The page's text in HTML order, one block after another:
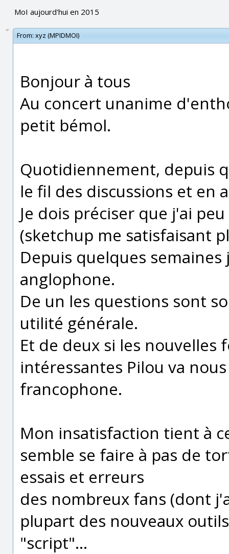
MoI aujourd'hui en 2015
From: xyz (MPIDMOI)
Bonjour à tous
Au concert unanime
petit bémol.
Quotidiennement, depuis
le fil des discussions et en
Je dois préciser que j'ai
(sketchup me satisfaisant
Depuis quelques
anglophone.
De un les questions sont
utilité générale.
Et de deux si les
intéressantes Pilou va
francophone.
Mon insatisfaction tient à
semble se faire à pas de
essais et erreurs
des nombreux fans (dont
plupart des nouveaux
"script"...